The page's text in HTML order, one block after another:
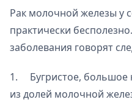
Рак молочной железы у
практически
заболевания говорят
1. Бугристое, большое
из долей молочной